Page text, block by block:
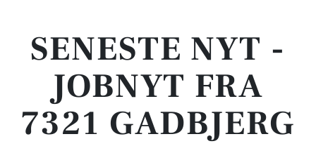
SENESTE NYT -
JOBNYT FRA
7321 GADBJERG